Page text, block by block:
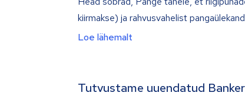
kiirmakse) ja rahvusvahelist
Loe lähemalt
Tutvustame uuendatud